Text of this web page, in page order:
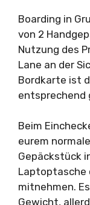
Boarding in
von 2
Nutzung des
Lane an der
Bordkarte ist
entsprechend
Beim
eurem
Gepäckstück
Laptoptasche
mitnehmen.
Gewicht,